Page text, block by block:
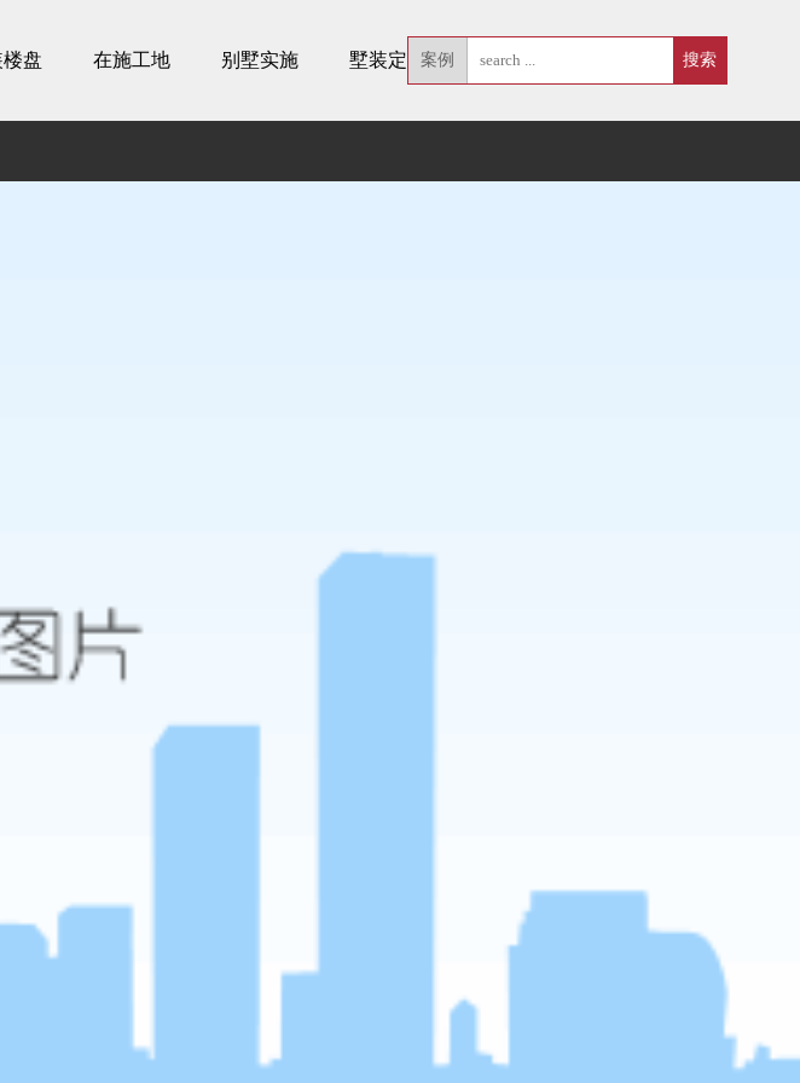
盘 在施工地 别墅实施 墅装定制案例